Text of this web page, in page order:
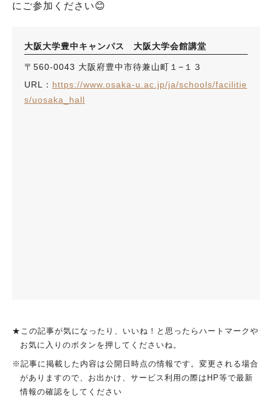
にご参加ください😊
大阪大学豊中キャンパス 大阪大学会館講堂
〒560-0043 大阪府豊中市待兼山町１−１３
URL： https://www.osaka-u.ac.jp/ja/schools/facilitie
s/uosaka_hall
★この記事が気になったり、いいね！と思ったらハートマークや
お気に入りのボタンを押してくださいね。
※記事に掲載した内容は公開日時点の情報です。変更される場合
がありますので、お出かけ、サービス利用の際はHP等で最新
情報の確認をしてください